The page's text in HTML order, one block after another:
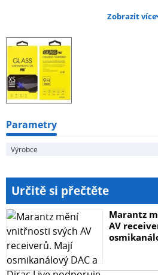
Vyhlazuje a zaceluje již
Tlumí nárazy na display a tím ho
neroztříští, ale vytvoří pavučinu
a rozprostře energii nárazu
Lze opětovně sejmout a znovu
Balení obsahuje:
1x vlhčená útěrka
1x leštící útěrka
Zobrazit více
Parametry
Výrobce
Určitě si přečtěte
Marantz
AV